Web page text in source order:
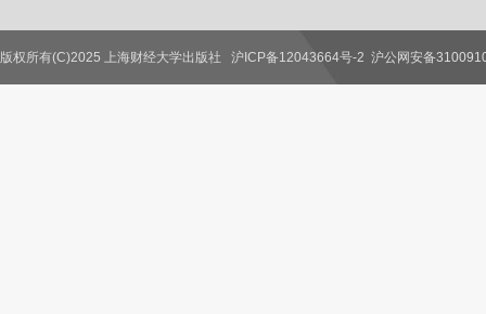
联系我们
版权所有(C)2025 上海财经大学出版社 沪ICP备12043664号-2 沪公网安备